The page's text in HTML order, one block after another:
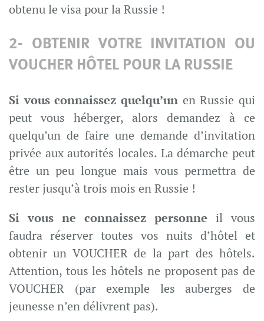
obtenu le visa pour la Russie !
2- OBTENIR VOTRE INVITATION OU
VOUCHER HÔTEL POUR LA RUSSIE
Si vous connaissez quelqu’un en Russie qui
peut vous héberger, alors demandez à ce
quelqu’un de faire une demande d’invitation
privée aux autorités locales. La démarche peut
être un peu longue mais vous permettra de
rester jusqu’à trois mois en Russie !
Si vous ne connaissez personne il vous
faudra réserver toutes vos nuits d’hôtel et
obtenir un VOUCHER de la part des hôtels.
Attention, tous les hôtels ne proposent pas de
VOUCHER (par exemple les auberges de
jeunesse n’en délivrent pas).